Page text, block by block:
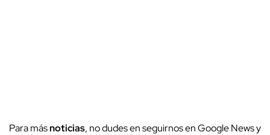
Para másnoticias, no dudes en seguirnos en Google News y